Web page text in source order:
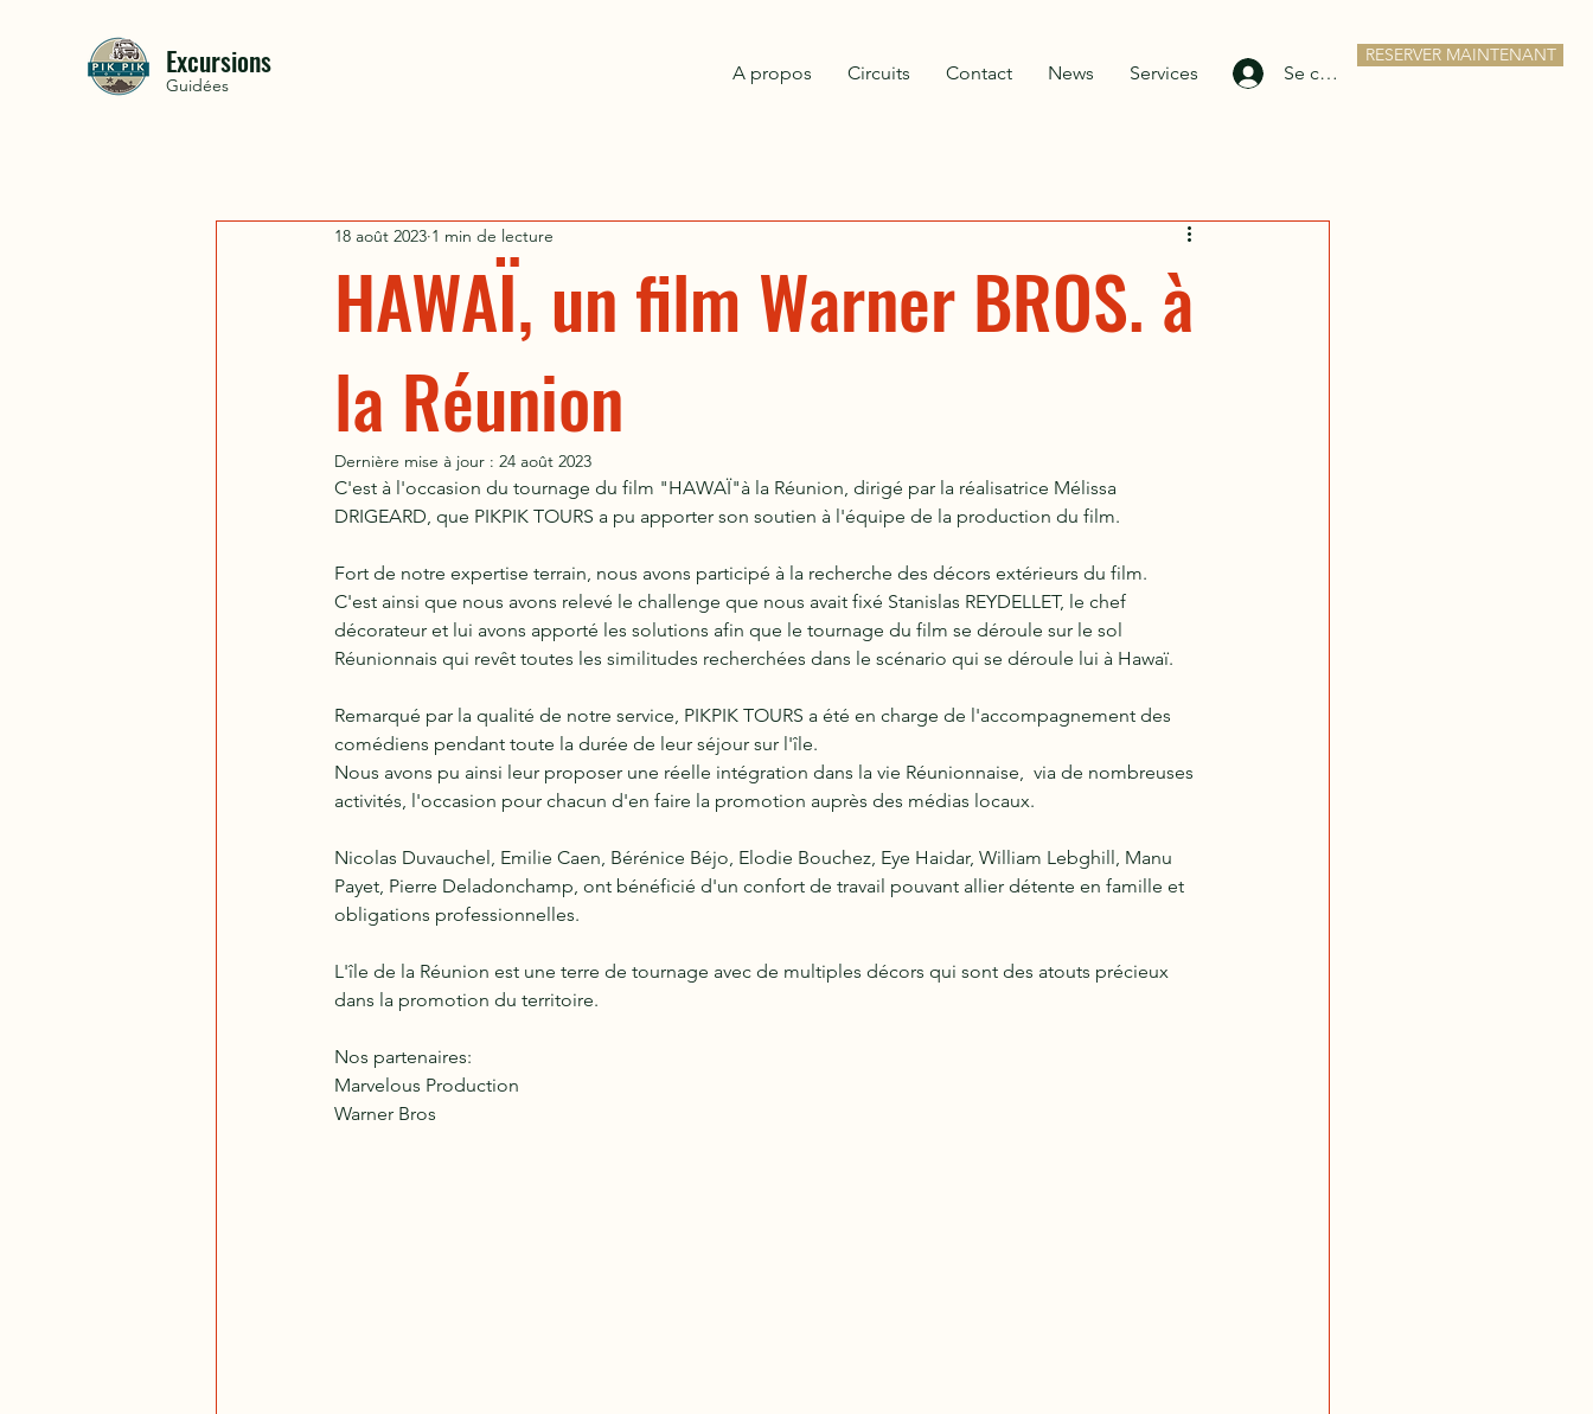
Excursions
Guidées
A propos Circuits Contact News Services Se connecter
RESERVER MAINTENANT
HAWAÏ, un film Warner BROS. à
la Réunion
18 août 2023 1 min de lecture
Dernière mise à jour : 24 août 2023
C'est à l'occasion du tournage du film "HAWAÏ"à la Réunion, dirigé par la réalisatrice Mélissa
DRIGEARD, que PIKPIK TOURS a pu apporter son soutien à l'équipe de la production du film.
Fort de notre expertise terrain, nous avons participé à la recherche des décors extérieurs du film.
C'est ainsi que nous avons relevé le challenge que nous avait fixé Stanislas REYDELLET, le chef
décorateur et lui avons apporté les solutions afin que le tournage du film se déroule sur le sol
Réunionnais qui revêt toutes les similitudes recherchées dans le scénario qui se déroule lui à Hawaï.
Remarqué par la qualité de notre service, PIKPIK TOURS a été en charge de l'accompagnement des
comédiens pendant toute la durée de leur séjour sur l'île.
Nous avons pu ainsi leur proposer une réelle intégration dans la vie Réunionnaise,  via de nombreuses
activités, l'occasion pour chacun d'en faire la promotion auprès des médias locaux.
Nicolas Duvauchel, Emilie Caen, Bérénice Béjo, Elodie Bouchez, Eye Haidar, William Lebghill, Manu
Payet, Pierre Deladonchamp, ont bénéficié d'un confort de travail pouvant allier détente en famille et
obligations professionnelles.
L'île de la Réunion est une terre de tournage avec de multiples décors qui sont des atouts précieux
dans la promotion du territoire.
Nos partenaires:
Marvelous Production
Warner Bros